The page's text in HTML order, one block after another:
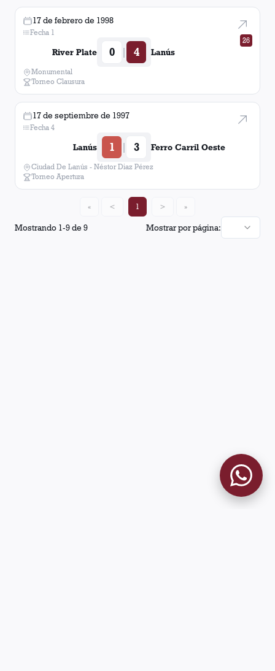
26
17 de febrero de 1998
Fecha 1
River Plate 0 | 4 Lanús
Monumental
Torneo Clausura
17 de septiembre de 1997
Fecha 4
Lanús 1 | 3 Ferro Carril Oeste
Ciudad De Lanús - Néstor Diaz Pérez
Torneo Apertura
Mostrando 1-9de9 Mostrar por página:
« < 1 > »